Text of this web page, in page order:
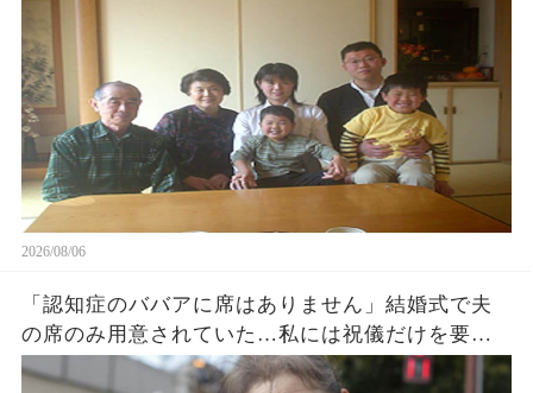
2026/08/06
「認知症のババアに席はありません」結婚式で夫
の席のみ用意されていた…私には祝儀だけを要求
する息子夫婦。私たち夫婦は無言で式場を去った